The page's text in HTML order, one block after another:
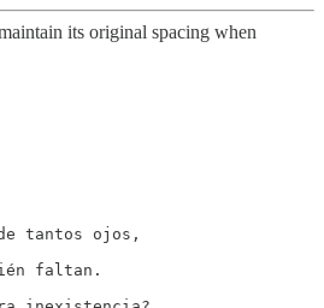
its original spacing when
tantos ojos,
faltan.